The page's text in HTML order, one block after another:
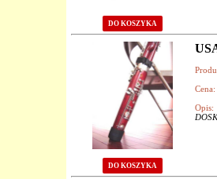
DO KOSZYKA
DO KOSZYKA
Cena:
Opis: